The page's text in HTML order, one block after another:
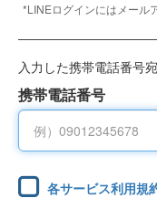
*LINEログインにはメール
入力した携帯電話番号
携帯電話番号
各サービス利用規